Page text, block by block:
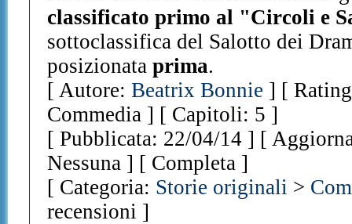
classificato primo al "Circoli e
sottoclassifica del Salotto dei
posizionata prima.
[ Autore: Beatrix Bonnie ] [
Commedia ] [ Capitoli: 5 ]
[ Pubblicata: 22/04/14 ] [
Nessuna ] [ Completa ]
[ Categoria: Storie originali >
recensioni ]